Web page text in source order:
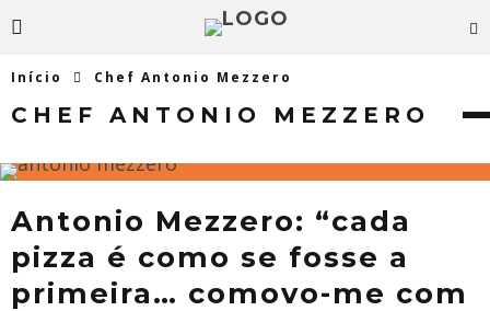
Início Chef Antonio Mezzero
CHEF ANTONIO MEZZERO
Antonio Mezzero: “cada
pizza é como se fosse a
primeira… comovo-me com